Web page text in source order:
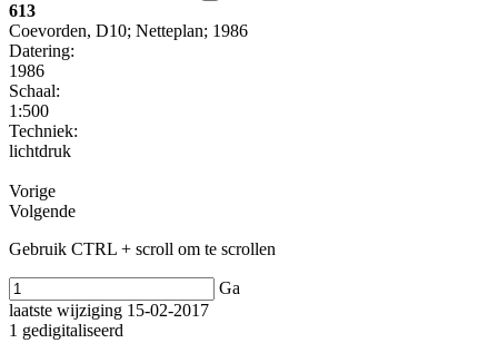
613
Coevorden, D10; Netteplan; 1986
Datering:
1986
Schaal:
1:500
Techniek:
lichtdruk
Vorige
Volgende
Gebruik CTRL + scroll om te scrollen
Ga
laatste wijziging 15-02-2017
1 gedigitaliseerd